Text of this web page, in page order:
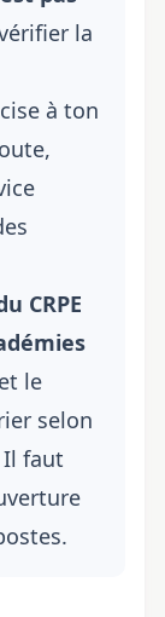
la
à ton
CRPE
le
selon
Il faut